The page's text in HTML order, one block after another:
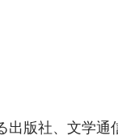
版社、文学通